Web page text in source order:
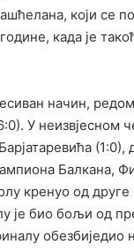
који се
када је
начин,
У неизвјесном
Балкана,
кренуо од друге
је био бољи од
обезбиједио